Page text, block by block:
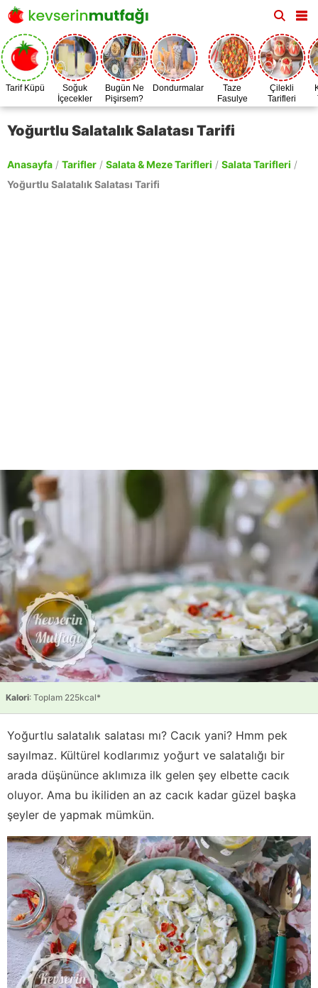
Tarif Küpü
Soğuk
İçecekler
Bugün Ne
Pişirsem?
Dondurmalar
Taze
Fasulye
Zamanı
Çilekli
Tarifleri
Yoğurtlu Salatalık Salatası Tarifi
Anasayfa / Tarifler / Salata & Meze Tarifleri / Salata Tarifleri /
Yoğurtlu Salatalık Salatası Tarifi
Kalori: Toplam 225kcal*
Yoğurtlu salatalık salatası mı? Cacık yani? Hmm pek
sayılmaz. Kültürel kodlarımız yoğurt ve salatalığı bir
arada düşününce aklımıza ilk gelen şey elbette cacık
oluyor. Ama bu ikiliden an az cacık kadar güzel başka
şeyler de yapmak mümkün.